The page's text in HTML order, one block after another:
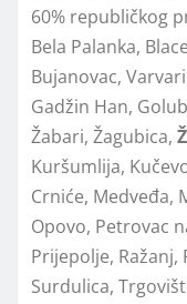
60% republičkog
Bela Palanka,
Bujanovac,
Gadžin Han,
Žabari, Žagubica,
Kuršumlija,
Crniće, Medveđa,
Opovo, Petrovac
Prijepolјe, Ražanj,
Surdulica,